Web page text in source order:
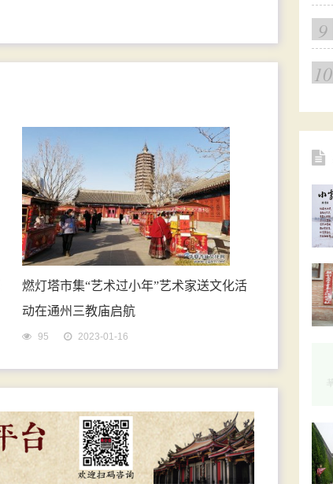
燃灯塔市集“艺术过小年”艺术家送文化活
动在通州三教庙启航
95 2023-01-16
9
10